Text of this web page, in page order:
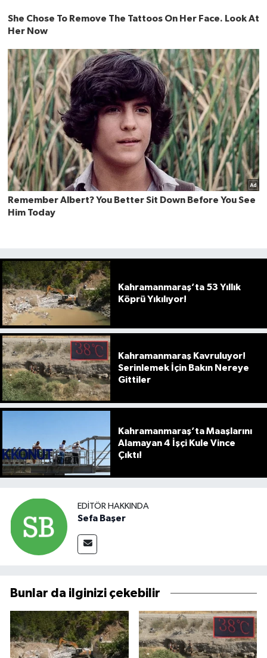
Kahramanmaraş’ta 53 Yıllık
Köprü Yıkılıyor!
Kahramanmaraş Kavruluyor!
Serinlemek İçin Bakın Nereye
Gittiler
Kahramanmaraş’ta Maaşlarını
Alamayan 4 İşçi Kule Vince
Çıktı!
EDITÖR HAKKINDA
Sefa Başer
Bunlar da ilginizi çekebilir